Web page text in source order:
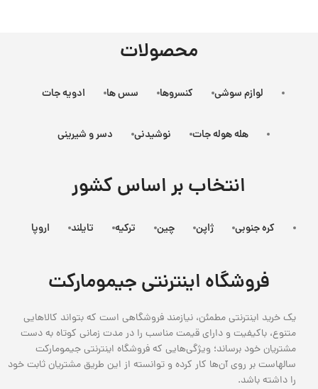
محصولات
لوازم سوشی کنسروها سس ها ادویه جات
هله هوله جات نوشیدنی دسر و شیرینی
انتخاب بر اساس کشور
کره جنوبی ژاپن چین ترکیه تایلند اروپا
فروشگاه اینترنتی جیمومارکت
یک خرید اینترنتی مطمئن، نیازمند فروشگاهی است که بتواند کالاهایی
متنوع، باکیفیت و دارای قیمت مناسب را در مدت زمانی کوتاه به دست
مشتریان خود برساند؛ ویژگی‌هایی که فروشگاه اینترنتی جیمومارکت
سالهاست بر روی آن‌ها کار کرده و توانسته از این طریق مشتریان ثابت خود
را داشته باشد.